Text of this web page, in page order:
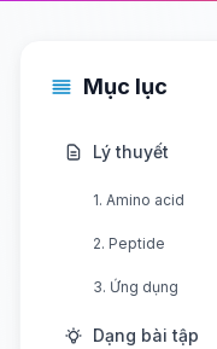
Mục lục
Lý thuyết
1. Amino acid
2. Peptide
3. Ứng dụng
Dạng bài tập